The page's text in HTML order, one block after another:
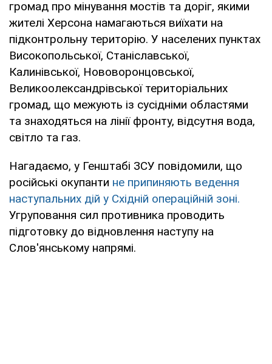
громад про мінування мостів та доріг, якими
жителі Херсона намагаються виїхати на
підконтрольну територію. У населених пунктах
Високопольської, Станіславської,
Калинівської, Нововоронцовської,
Великоолександрівської територіальних
громад, що межують із сусідніми областями
та знаходяться на лінії фронту, відсутня вода,
світло та газ.
Нагадаємо, у Генштабі ЗСУ повідомили, що
російські окупанти не припиняють ведення
наступальних дій у Східній операційній зоні.
Угруповання сил противника проводить
підготовку до відновлення наступу на
Слов'янському напрямі.